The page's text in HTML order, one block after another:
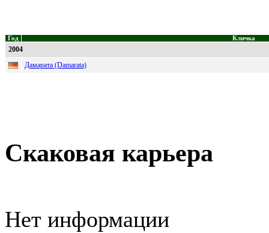
Год Кличка
2004
Дамарата (Damarata)
Скаковая карьера
Нет информации